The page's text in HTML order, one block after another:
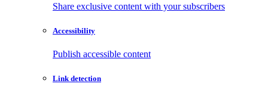
Share exclusive content with your subscribers
Accessibility
Publish accessible content
Link detection